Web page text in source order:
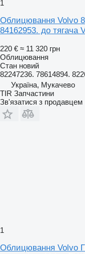
1
Облицювання Volvo
84162953. до тягача
220 € ≈ 11 320 грн
Облицювання
Стан новий
82247236. 78614894.
Україна, Мукачево
TIR Запчастини
Зв'язатися з продавцем
1
Облицювання Volvo